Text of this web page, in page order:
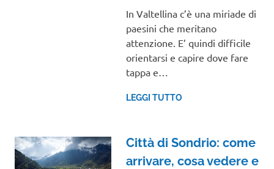
In Valtellina c’è una miriade di
paesini che meritano
attenzione. E’ quindi difficile
orientarsi e capire dove fare
tappa e…
LEGGI TUTTO
Città di Sondrio: come
arrivare, cosa vedere e